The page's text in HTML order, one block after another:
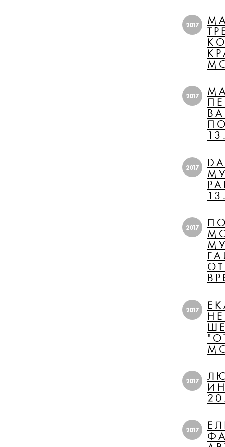
2017
2017
2017
2017
2017
2017
2017